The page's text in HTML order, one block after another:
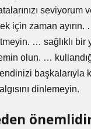
seviyorum
için zaman
… sağlıklı bir
olun. …
başkalarıyla
dinlemeyin.